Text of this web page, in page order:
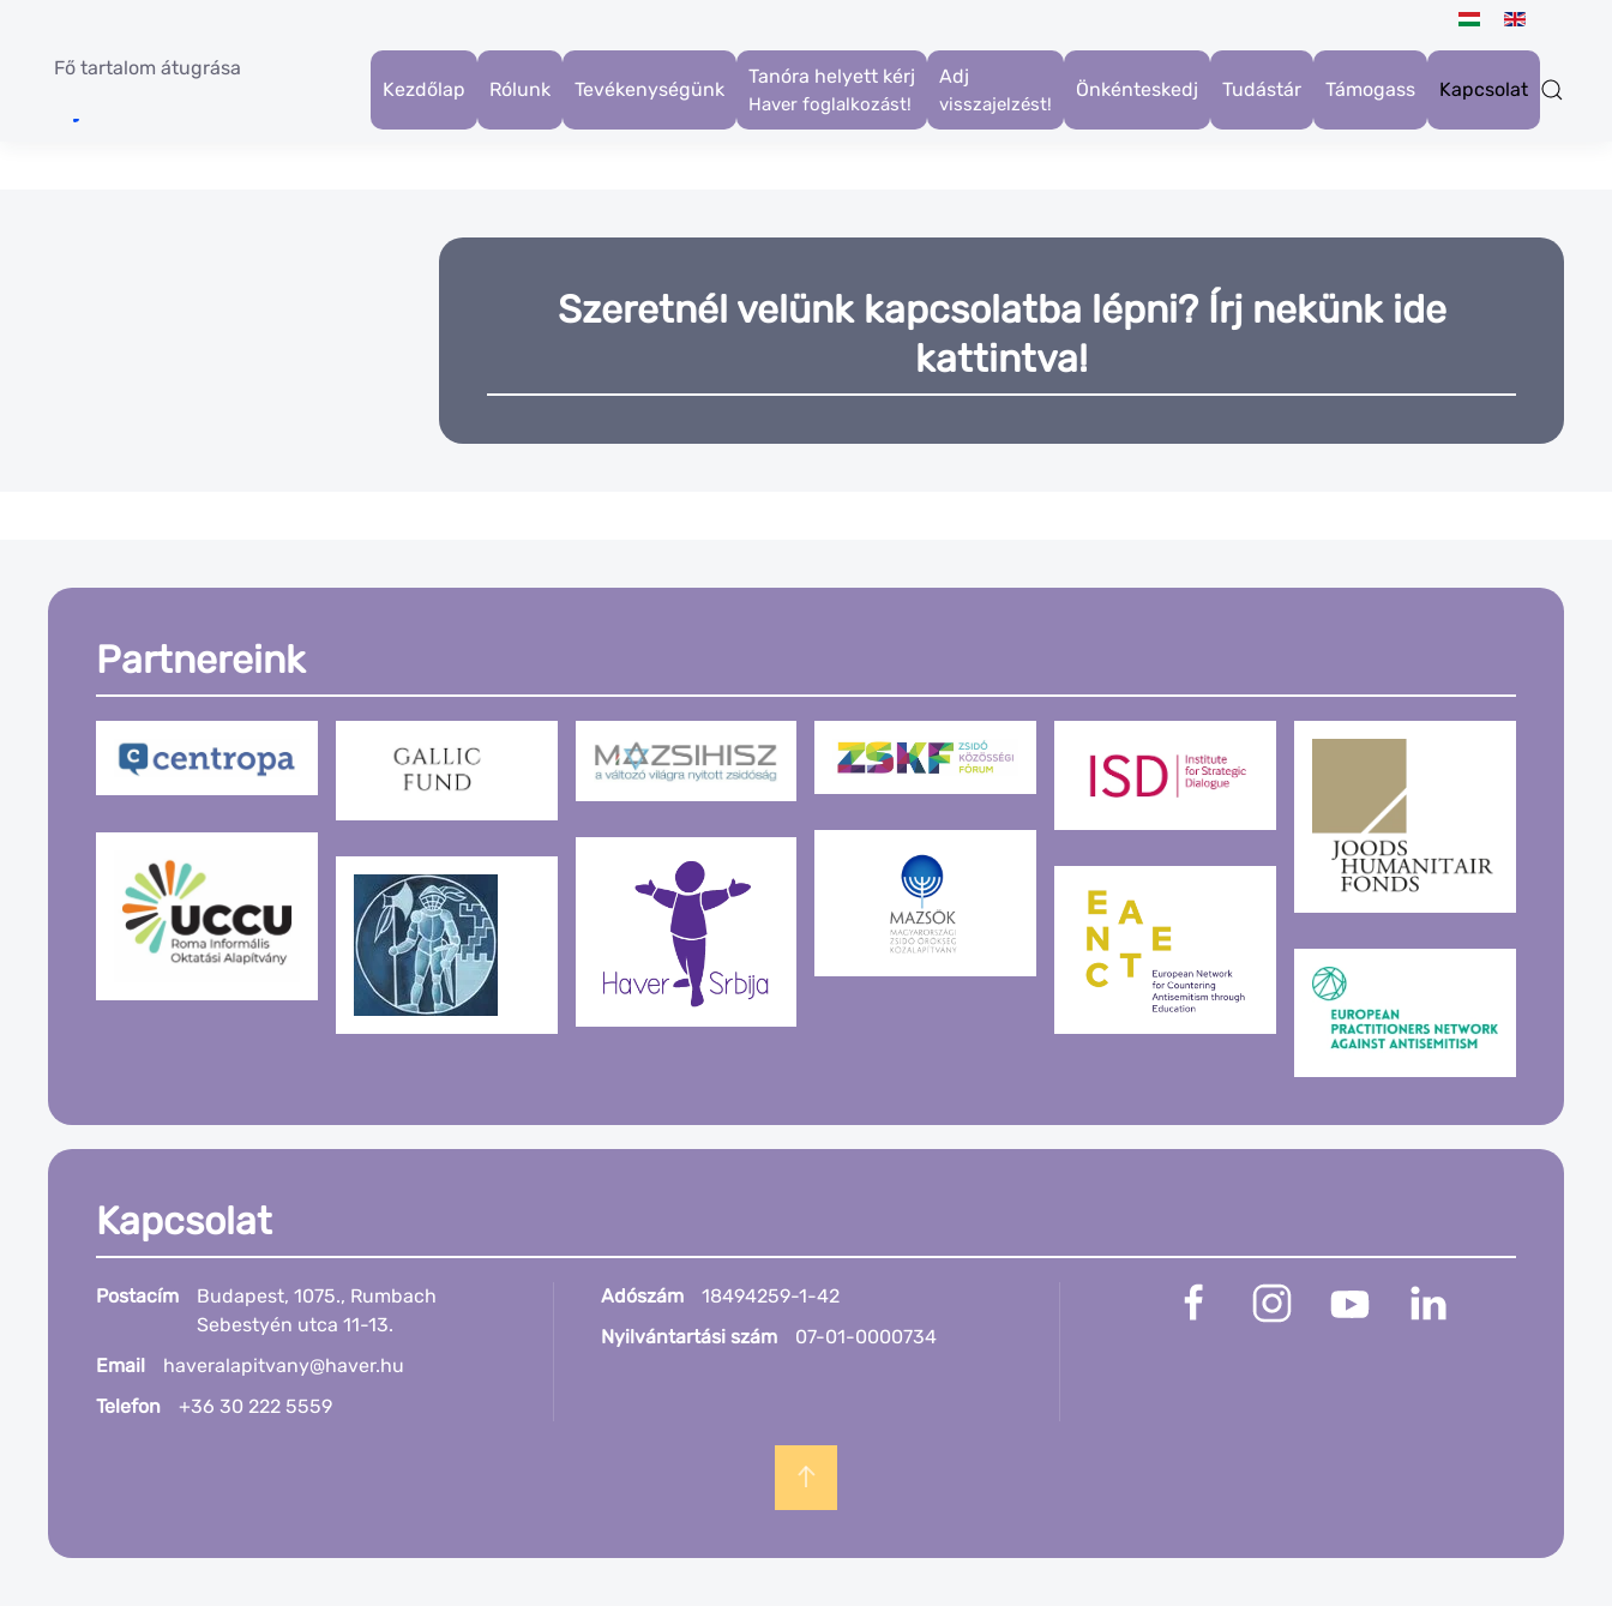
Fő tartalom átugrása
Kezdőlap
Rólunk Tevékenységünk
Tanóra helyett kérj
Haver foglalkozást!
Adj
visszajelzést!
Önkénteskedj Tudástár Támogass Kapcsolat
Szeretnél velünk kapcsolatba lépni? Írj nekünk ide
kattintva!
Partnereink
Kapcsolat
Postacím
Budapest, 1075., Rumbach
Sebestyén utca 11-13.
Email
haveralapitvany@haver.hu
Telefon
+36 30 222 5559
Adószám
18494259-1-42
Nyilvántartási szám
07-01-0000734